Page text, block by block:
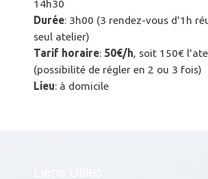
14h30
Durée: 3h00 (3 rendez-vous d'1h
seul atelier)
Tarif horaire: 50€/h, soit 150€
(possibilité de régler en 2 ou 3 fois)
Lieu: à domicile